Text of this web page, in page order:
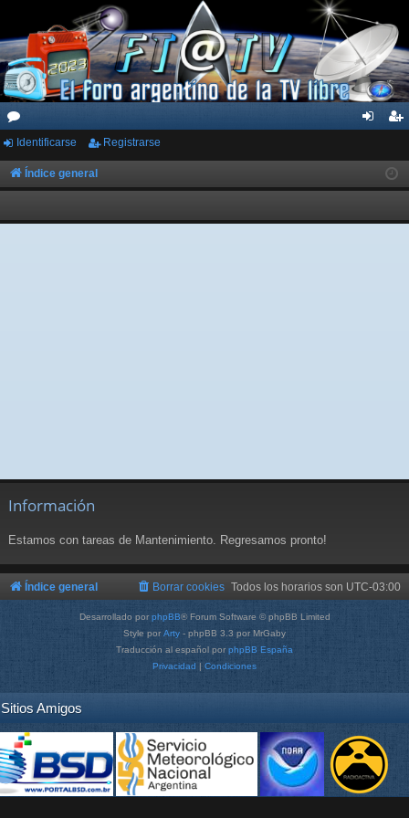
or
os
ar
ist
rs
Identificarse Registrarse
Índice general
Información
Estamos con tareas de Mantenimiento. Regresamos pronto!
Índice general Todos los horarios son UTC-03:00
Borrar cookies
Desarrollado por phpBB® Forum Software © phpBB Limited
Style por Arty - phpBB 3.3 por MrGaby
Traducción al español por phpBB España
Privacidad | Condiciones
Sitios Amigos